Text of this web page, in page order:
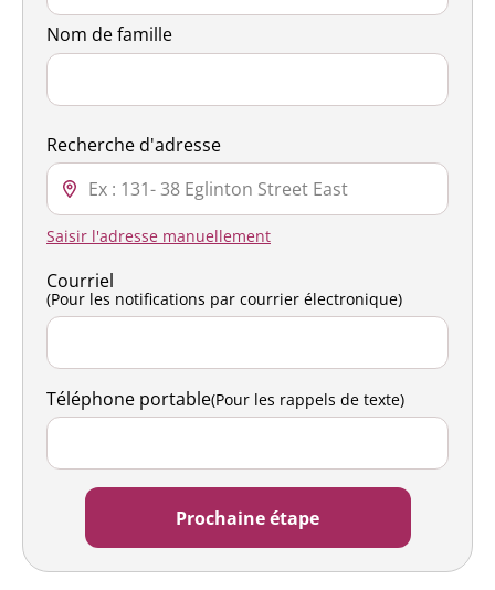
Nom de famille
Recherche d'adresse
Saisir l'adresse manuellement
Courriel
(Pour les notifications par courrier électronique)
Téléphone portable(Pour les rappels de texte)